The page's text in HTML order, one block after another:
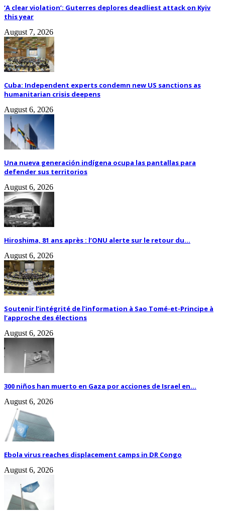
‘A clear violation’: Guterres deplores deadliest attack on Kyiv
this year
August 7, 2026
Cuba: Independent experts condemn new US sanctions as
humanitarian crisis deepens
August 6, 2026
Una nueva generación indígena ocupa las pantallas para
defender sus territorios
August 6, 2026
Hiroshima, 81 ans après : l’ONU alerte sur le retour du...
August 6, 2026
Soutenir l’intégrité de l’information à Sao Tomé-et-Principe à
l’approche des élections
August 6, 2026
300 niños han muerto en Gaza por acciones de Israel en...
August 6, 2026
Ebola virus reaches displacement camps in DR Congo
August 6, 2026